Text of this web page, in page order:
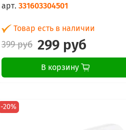
арт.331603304501
Товар есть в наличии
399 руб 299 руб
В корзину
-20%